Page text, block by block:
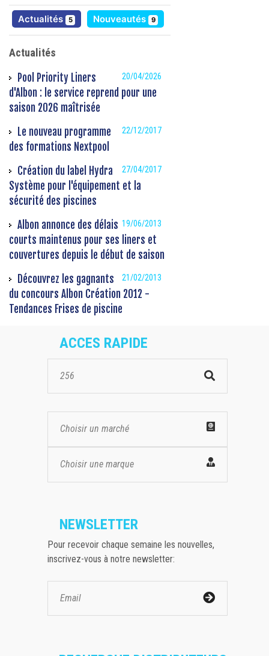
Actualités 5 résultatsNouveautés 9 résultats
Actualités
20/04/2026
Pool Priority Liners
d'Albon : le service reprend pour une
saison 2026 maîtrisée
22/12/2017
Le nouveau programme
des formations Nextpool
27/04/2017
Création du label Hydra
Système pour l'équipement et la
sécurité des piscines
19/06/2013
Albon annonce des délais
courts maintenus pour ses liners et
couvertures depuis le début de saison
21/02/2013
Découvrez les gagnants
du concours Albon Création 2012 -
Tendances Frises de piscine
ACCES RAPIDE
Choisir un marché
Choisir une marque
NEWSLETTER
Pour recevoir chaque semaine les nouvelles,
inscrivez-vous à notre newsletter: